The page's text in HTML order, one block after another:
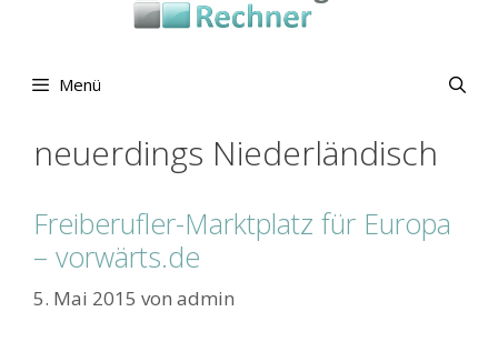
Menü
neuerdings Niederländisch
Freiberufler-Marktplatz für Europa
– vorwärts.de
5. Mai 2015 von admin